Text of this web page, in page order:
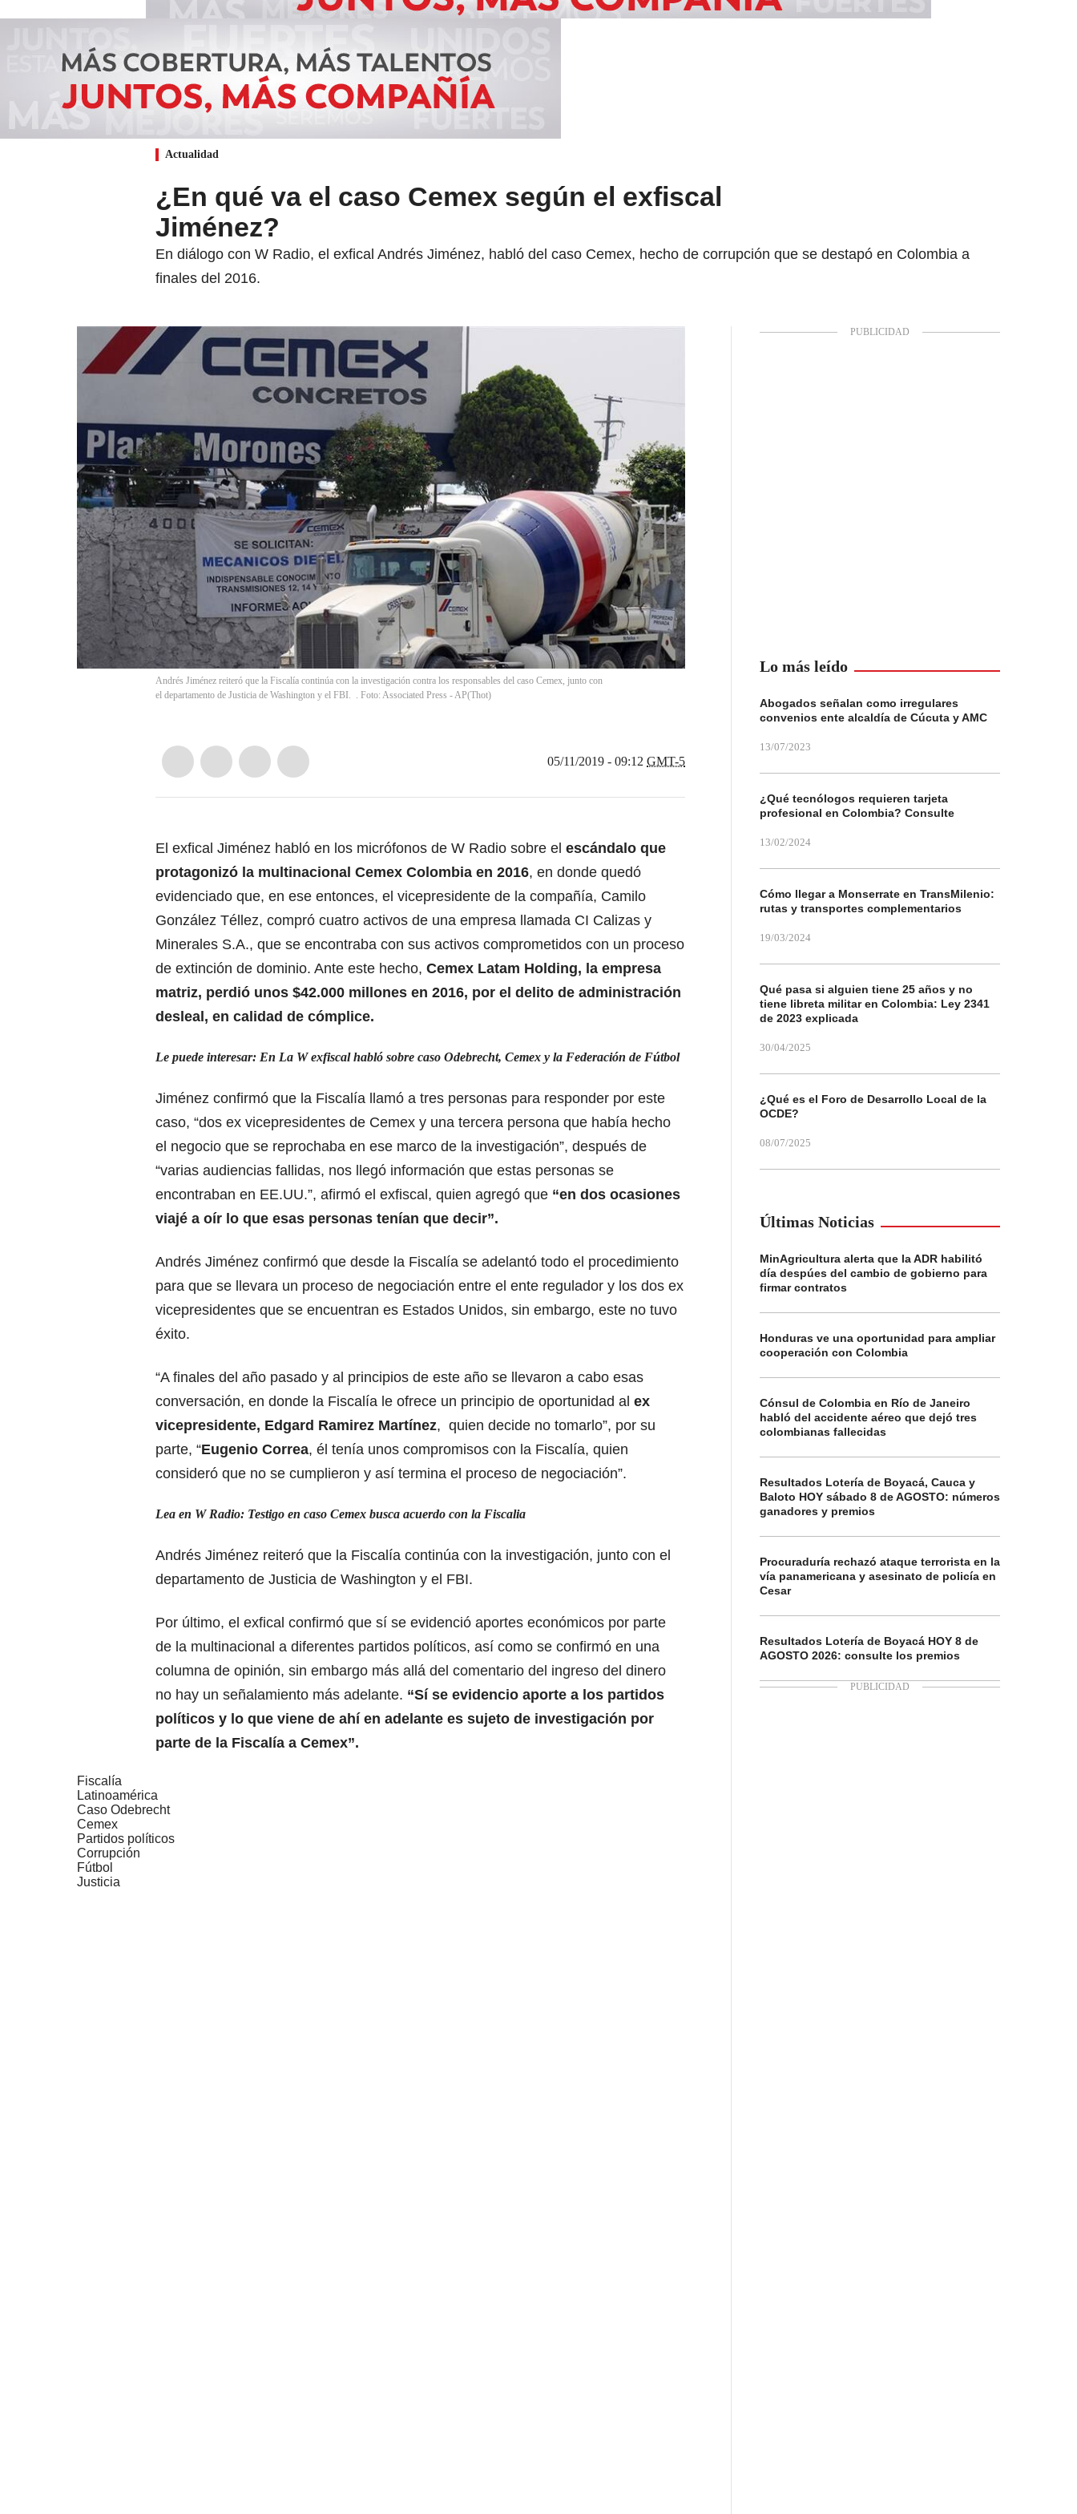
Actualidad
¿En qué va el caso Cemex según el exfiscal
Jiménez?
En diálogo con W Radio, el exfical Andrés Jiménez, habló del caso Cemex, hecho de corrupción que se destapó en Colombia a
finales del 2016.
Andrés Jiménez reiteró que la Fiscalía continúa con la investigación contra los responsables del caso Cemex, junto con
el departamento de Justicia de Washington y el FBI. . Foto: Associated Press - AP(Thot)
05/11/2019 - 09:12 GMT-5
El exfical Jiménez habló en los micrófonos de W Radio sobre el escándalo que
protagonizó la multinacional Cemex Colombia en 2016, en donde quedó
evidenciado que, en ese entonces, el vicepresidente de la compañía, Camilo
González Téllez, compró cuatro activos de una empresa llamada CI Calizas y
Minerales S.A., que se encontraba con sus activos comprometidos con un proceso
de extinción de dominio. Ante este hecho, Cemex Latam Holding, la empresa
matriz, perdió unos $42.000 millones en 2016, por el delito de administración
desleal, en calidad de cómplice.
Le puede interesar: En La W exfiscal habló sobre caso Odebrecht, Cemex y la Federación de Fútbol
Jiménez confirmó que la Fiscalía llamó a tres personas para responder por este
caso, “dos ex vicepresidentes de Cemex y una tercera persona que había hecho
el negocio que se reprochaba en ese marco de la investigación”, después de
“varias audiencias fallidas, nos llegó información que estas personas se
encontraban en EE.UU.”, afirmó el exfiscal, quien agregó que “en dos ocasiones
viajé a oír lo que esas personas tenían que decir”.
Andrés Jiménez confirmó que desde la Fiscalía se adelantó todo el procedimiento
para que se llevara un proceso de negociación entre el ente regulador y los dos ex
vicepresidentes que se encuentran es Estados Unidos, sin embargo, este no tuvo
éxito.
“A finales del año pasado y al principios de este año se llevaron a cabo esas
conversación, en donde la Fiscalía le ofrece un principio de oportunidad al ex
vicepresidente, Edgard Ramirez Martínez, quien decide no tomarlo”, por su
parte, “Eugenio Correa, él tenía unos compromisos con la Fiscalía, quien
consideró que no se cumplieron y así termina el proceso de negociación”.
Lea en W Radio: Testigo en caso Cemex busca acuerdo con la Fiscalia
Andrés Jiménez reiteró que la Fiscalía continúa con la investigación, junto con el
departamento de Justicia de Washington y el FBI.
Por último, el exfical confirmó que sí se evidenció aportes económicos por parte
de la multinacional a diferentes partidos políticos, así como se confirmó en una
columna de opinión, sin embargo más allá del comentario del ingreso del dinero
no hay un señalamiento más adelante. “Sí se evidencio aporte a los partidos
políticos y lo que viene de ahí en adelante es sujeto de investigación por
parte de la Fiscalía a Cemex”.
Fiscalía
Latinoamérica
Caso Odebrecht
Cemex
Partidos políticos
Corrupción
Fútbol
Justicia
Lo más leído
Abogados señalan como irregulares
convenios ente alcaldía de Cúcuta y AMC
13/07/2023
¿Qué tecnólogos requieren tarjeta
profesional en Colombia? Consulte
13/02/2024
Cómo llegar a Monserrate en TransMilenio:
rutas y transportes complementarios
19/03/2024
Qué pasa si alguien tiene 25 años y no
tiene libreta militar en Colombia: Ley 2341
de 2023 explicada
30/04/2025
¿Qué es el Foro de Desarrollo Local de la
OCDE?
08/07/2025
Últimas Noticias
MinAgricultura alerta que la ADR habilitó
día despúes del cambio de gobierno para
firmar contratos
Honduras ve una oportunidad para ampliar
cooperación con Colombia
Cónsul de Colombia en Río de Janeiro
habló del accidente aéreo que dejó tres
colombianas fallecidas
Resultados Lotería de Boyacá, Cauca y
Baloto HOY sábado 8 de AGOSTO: números
ganadores y premios
Procuraduría rechazó ataque terrorista en la
vía panamericana y asesinato de policía en
Cesar
Resultados Lotería de Boyacá HOY 8 de
AGOSTO 2026: consulte los premios